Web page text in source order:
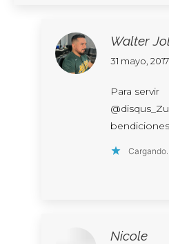
Walter
says:
31 mayo,
Para servir
Nicole